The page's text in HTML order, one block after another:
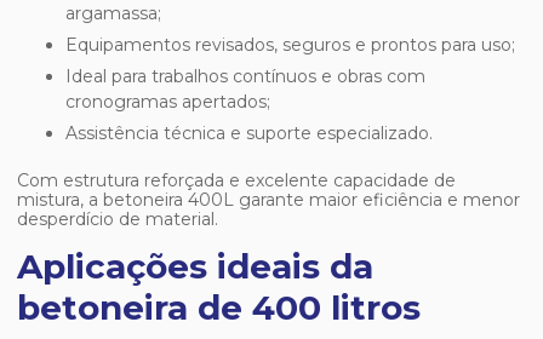
argamassa;
Equipamentos revisados, seguros e prontos para uso;
Ideal para trabalhos contínuos e obras com
cronogramas apertados;
Assistência técnica e suporte especializado.
Com estrutura reforçada e excelente capacidade de
mistura, a betoneira 400L garante maior eficiência e menor
desperdício de material.
Aplicações ideais da
betoneira de 400 litros